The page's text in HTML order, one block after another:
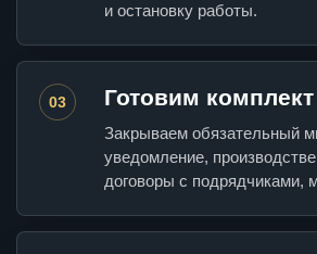
и остановку работы.
03 Готовим комплект
Закрываем обязательный
уведомление,
договоры с подрядчиками,